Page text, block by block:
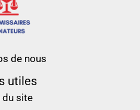
de nous
utiles
du site